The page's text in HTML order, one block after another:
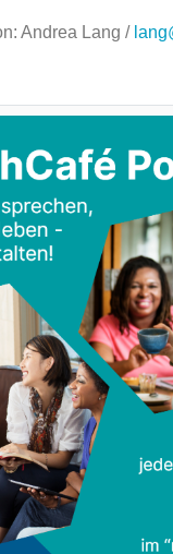
Andrea Lang /